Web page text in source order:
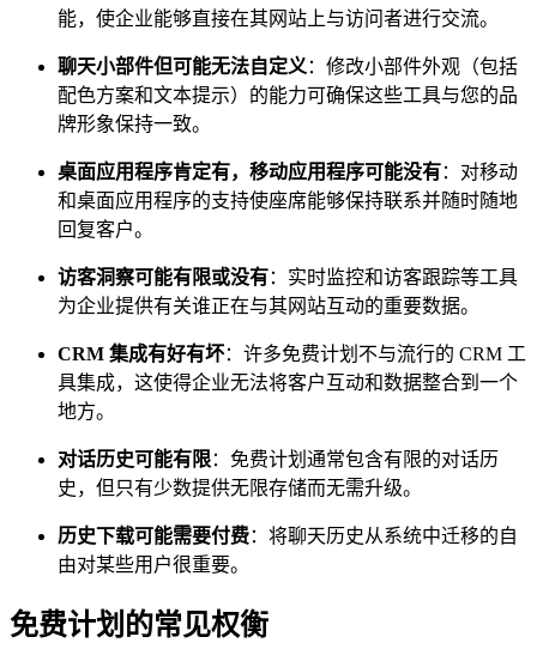
能，使企业能够直接在其网站上与访问者进行交流。
聊天小部件但可能无法自定义 ：修改小部件外观（包括
配色方案和文本提示）的能力可确保这些工具与您的品
牌形象保持一致。
桌面应用程序肯定有，移动应用程序可能没有：对移动
和桌面应用程序的支持使座席能够保持联系并随时随地
回复客户。
访客洞察可能有限或没有：实时监控和访客跟踪等工具
为企业提供有关谁正在与其网站互动的重要数据。
CRM 集成有好有坏：许多免费计划不与流行的 CRM 工
具集成，这使得企业无法将客户互动和数据整合到一个
地方。
对话历史可能有限：免费计划通常包含有限的对话历
史，但只有少数提供无限存储而无需升级。
历史下载可能需要付费：将聊天历史从系统中迁移的自
由对某些用户很重要。
免费计划的常见权衡